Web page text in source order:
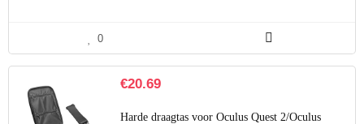
0
€20.69
Harde draagtas voor Oculus Quest 2/Oculus